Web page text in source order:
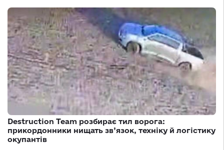
Destruction Team розбирає тил ворога:
прикордонники нищать зв’язок, техніку й логістику
окупантів